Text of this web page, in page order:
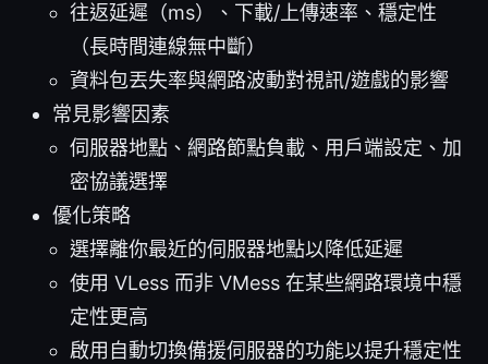
往返延遲（ms）、下載/上傳速率、穩定性
（長時間連線無中斷）
資料包丟失率與網路波動對視訊/遊戲的影響
常見影響因素
伺服器地點、網路節點負載、用戶端設定、加
密協議選擇
優化策略
選擇離你最近的伺服器地點以降低延遲
使用 VLess 而非 VMess 在某些網路環境中穩
定性更高
啟用自動切換備援伺服器的功能以提升穩定性